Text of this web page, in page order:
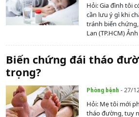
Hỏi: Gia đình tôi
cần lưu ý gì khi
tránh biến
Lan (TP.HCM)
Biến chứng đái tháo
trọng?
Phòng bệnh - 27/
Hỏi: Mẹ tôi mới
tháo đường, tuy